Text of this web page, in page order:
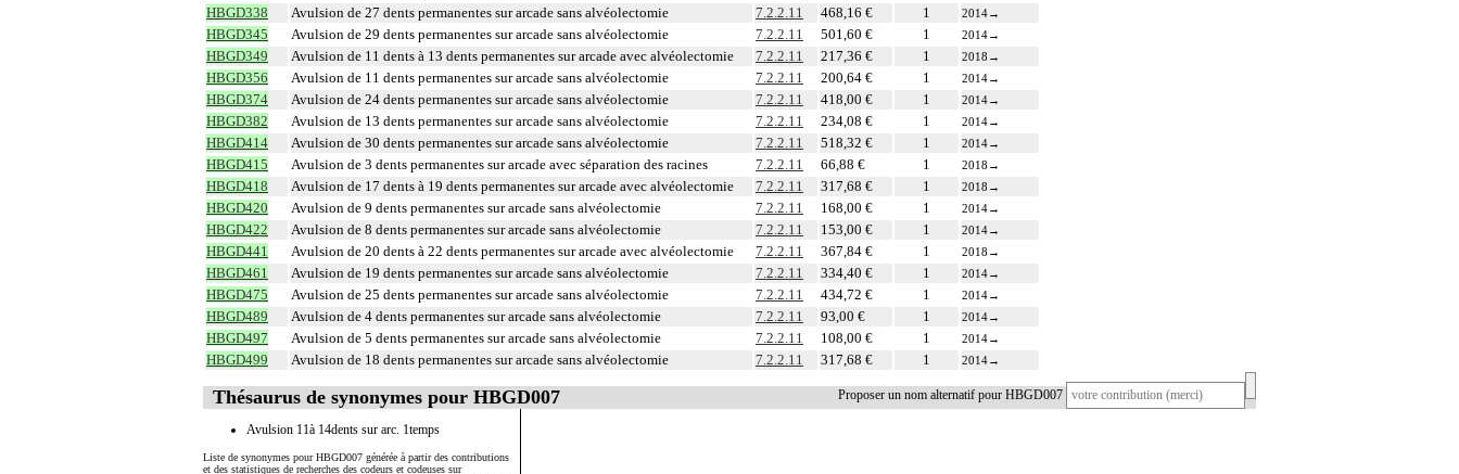
HBGD338 Avulsion de 27 dents permanentes sur arcade sans alvéolectomie 7.2.2.11 468,16 € 1 2014→
HBGD345 Avulsion de 29 dents permanentes sur arcade sans alvéolectomie 7.2.2.11 501,60 € 1 2014→
HBGD349 Avulsion de 11 dents à 13 dents permanentes sur arcade avec alvéolectomie 7.2.2.11 217,36 € 1 2018 →
HBGD356 Avulsion de 11 dents permanentes sur arcade sans alvéolectomie 7.2.2.11 200,64 € 1 2014→
HBGD374 Avulsion de 24 dents permanentes sur arcade sans alvéolectomie 7.2.2.11 418,00 € 1 2014→
HBGD382 Avulsion de 13 dents permanentes sur arcade sans alvéolectomie 7.2.2.11 234,08 € 1 2014→
HBGD414 Avulsion de 30 dents permanentes sur arcade sans alvéolectomie 7.2.2.11 518,32 € 1 2014→
HBGD415 Avulsion de 3 dents permanentes sur arcade avec séparation des racines 7.2.2.11 66,88 € 1 2018 →
HBGD418 Avulsion de 17 dents à 19 dents permanentes sur arcade avec alvéolectomie 7.2.2.11 317,68 € 1 2018 →
HBGD420 Avulsion de 9 dents permanentes sur arcade sans alvéolectomie 7.2.2.11 168,00 € 1 2014→
HBGD422 Avulsion de 8 dents permanentes sur arcade sans alvéolectomie 7.2.2.11 153,00 € 1 2014→
HBGD441 Avulsion de 20 dents à 22 dents permanentes sur arcade avec alvéolectomie 7.2.2.11 367,84 € 1 2018 →
HBGD461 Avulsion de 19 dents permanentes sur arcade sans alvéolectomie 7.2.2.11 334,40 € 1 2014→
HBGD475 Avulsion de 25 dents permanentes sur arcade sans alvéolectomie 7.2.2.11 434,72 € 1 2014→
HBGD489 Avulsion de 4 dents permanentes sur arcade sans alvéolectomie 7.2.2.11 93,00 € 1 2014→
HBGD497 Avulsion de 5 dents permanentes sur arcade sans alvéolectomie 7.2.2.11 108,00 € 1 2014→
HBGD499 Avulsion de 18 dents permanentes sur arcade sans alvéolectomie 7.2.2.11 317,68 € 1 2014→
Proposer un nom alternatif pour HBGD007
Thésaurus de synonymes pour HBGD007
Avulsion 11à 14dents sur arc. 1temps
Liste de synonymes pour HBGD007 générée à partir des contributions
et des statistiques de recherches des codeurs et codeuses sur